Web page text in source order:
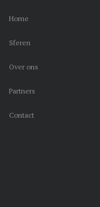
Home
Sferen
Over ons
Partners
Contact